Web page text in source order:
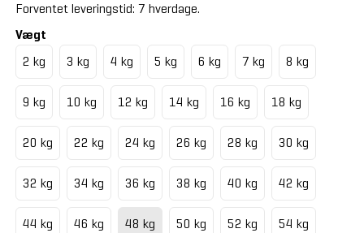
Forventet leveringstid: 7 hverdage.
Vægt
2 kg
3 kg 4 kg 5 kg 6 kg 7 kg 8 kg
9 kg 10 kg 12 kg 14 kg 16 kg 18 kg
20 kg 22 kg 24 kg 26 kg 28 kg 30 kg
32 kg 34 kg 36 kg 38 kg 40 kg 42 kg
44 kg 46 kg 48 kg 50 kg 52 kg 54 kg